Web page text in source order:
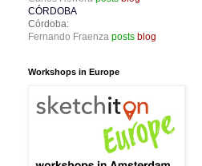
CÓRDOBA
Córdoba:
Fernando Fraenza posts blog
Workshops in Europe